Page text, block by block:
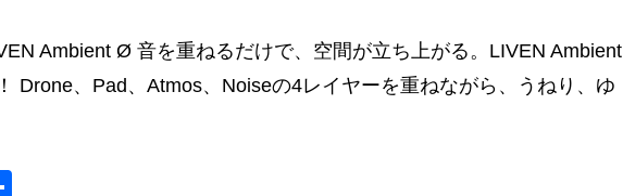
Ambient Ø 音を重ねるだけで、空間が立ち上がる。LIVEN Ambient
Drone、Pad、Atmos、Noiseの4レイヤーを重ねながら、うねり、ゆ